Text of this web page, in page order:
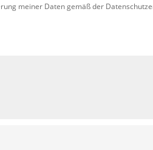
meiner Daten gemäß der